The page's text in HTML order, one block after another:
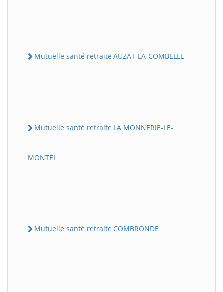
Mutuelle santé retraite AUZAT-LA-COMBELLE
Mutuelle santé retraite LA MONNERIE-LE-
MONTEL
Mutuelle santé retraite COMBRONDE